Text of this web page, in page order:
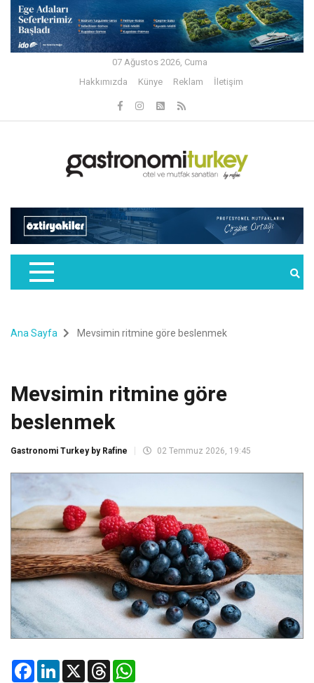
07 Ağustos 2026, Cuma
Hakkımızda
Künye Reklam İletişim
Ana Sayfa Mevsimin ritmine göre beslenmek
Mevsimin ritmine göre
beslenmek
Gastronomi Turkey by Rafine 02 Temmuz 2026, 19:45
FacebookLinkedIn
X Threads